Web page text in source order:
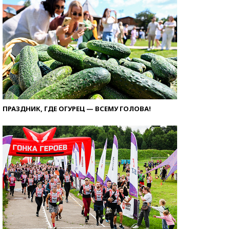
ПРАЗДНИК, ГДЕ ОГУРЕЦ — ВСЕМУ ГОЛОВА!